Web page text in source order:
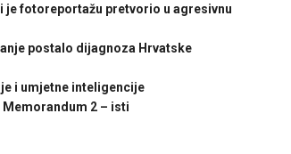
je fotoreportažu pretvorio u agresivnu
postalo dijagnoza Hrvatske
i umjetne inteligencije
Memorandum 2 – isti